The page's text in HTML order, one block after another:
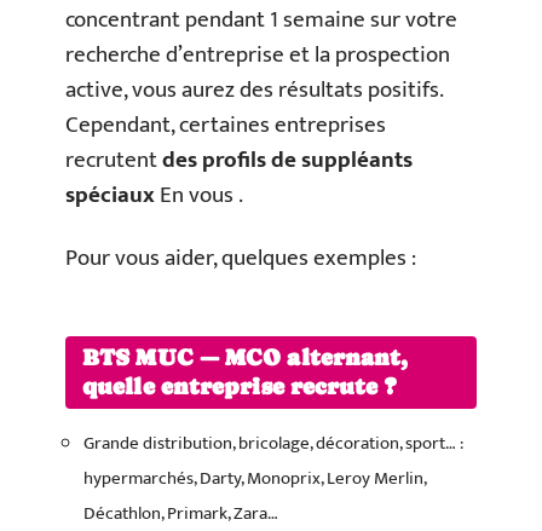
concentrant pendant 1 semaine sur votre
recherche d’entreprise et la prospection
active, vous aurez des résultats positifs.
Cependant, certaines entreprises
recrutentdes profils de suppléants
spéciauxEn vous .
Pour vous aider, quelques exemples :
BTS MUC — MCO alternant,
quelle entreprise recrute ?
Grande distribution, bricolage, décoration, sport… :
hypermarchés, Darty, Monoprix, Leroy Merlin,
Décathlon, Primark, Zara…